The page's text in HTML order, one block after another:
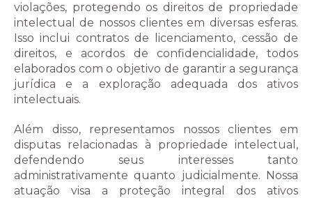
violações, protegendo os direitos de propriedade
intelectual de nossos clientes em diversas esferas.
Isso inclui contratos de licenciamento, cessão de
direitos, e acordos de confidencialidade, todos
elaborados com o objetivo de garantir a segurança
jurídica e a exploração adequada dos ativos
intelectuais.
Além disso, representamos nossos clientes em
disputas relacionadas à propriedade intelectual,
defendendo seus interesses tanto
administrativamente quanto judicialmente. Nossa
atuação visa a proteção integral dos ativos